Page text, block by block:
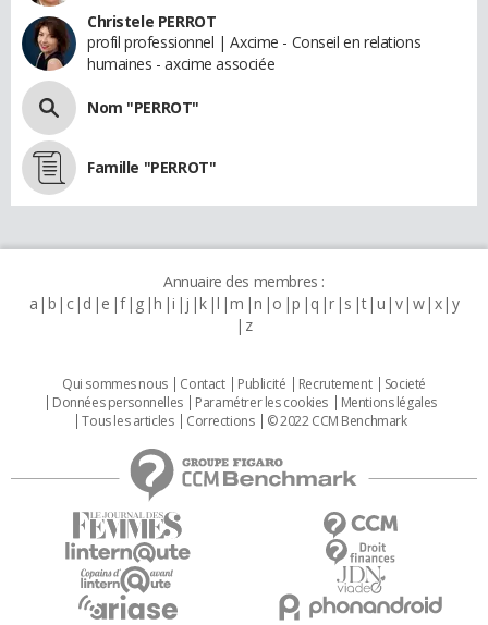
Christele PERROT
profil professionnel | Axcime - Conseil en relations
humaines - axcime associée
Nom "PERROT"
Famille "PERROT"
Annuaire des membres :
a b c d e f g h i j k l m n o p q r s t u v w x y
z
Qui sommes nous Contact Publicité Recrutement
Societé
Données personnelles
Paramétrer les cookies
Mentions légales
Tous les articles
Corrections © 2022 CCM Benchmark